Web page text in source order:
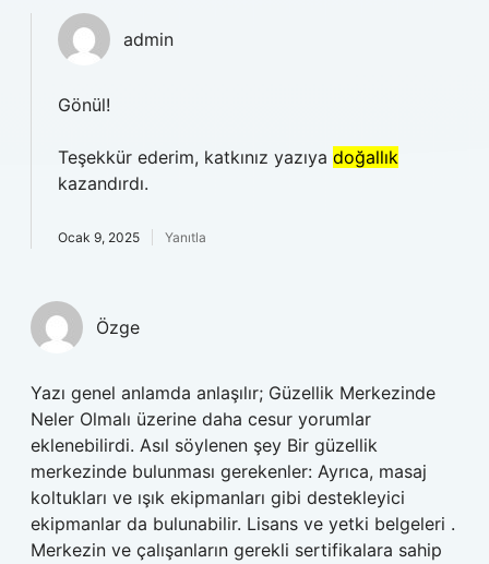
admin
Gönül!
Teşekkür ederim, katkınız yazıya doğallık
kazandırdı.
Ocak 9, 2025 Yanıtla
Özge
Yazı genel anlamda anlaşılır; Güzellik Merkezinde
Neler Olmalı üzerine daha cesur yorumlar
eklenebilirdi. Asıl söylenen şey Bir güzellik
merkezinde bulunması gerekenler: Ayrıca, masaj
koltukları ve ışık ekipmanları gibi destekleyici
ekipmanlar da bulunabilir. Lisans ve yetki belgeleri .
Merkezin ve çalışanların gerekli sertifikalara sahip